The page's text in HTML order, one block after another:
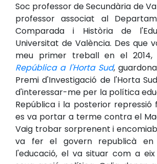
Soc professor de Secundària de
professor associat al
Comparada i Història de
Universitat de València. Des que
meu primer treball en el 2014,
República a l'Horta Sud,
Premi d'Investigació de l'Horta
d'interessar-me per la política
República i la posterior repressió
es va portar a terme contra el
Vaig trobar sorprenent i
va fer el govern republicà
l'educació, el va situar com a